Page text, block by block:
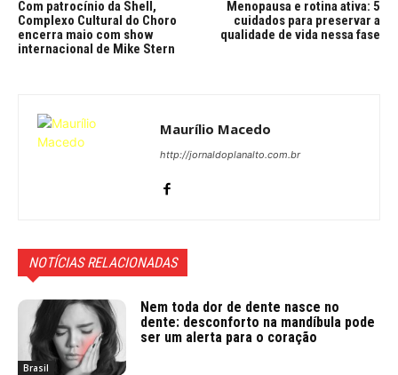
Com patrocínio da Shell,
Complexo Cultural do Choro
encerra maio com show
internacional de Mike Stern
Menopausa e rotina ativa: 5
cuidados para preservar a
qualidade de vida nessa fase
Maurílio Macedo
http://jornaldoplanalto.com.br
NOTÍCIAS RELACIONADAS
Brasil
Nem toda dor de dente nasce no
dente: desconforto na mandíbula pode
ser um alerta para o coração